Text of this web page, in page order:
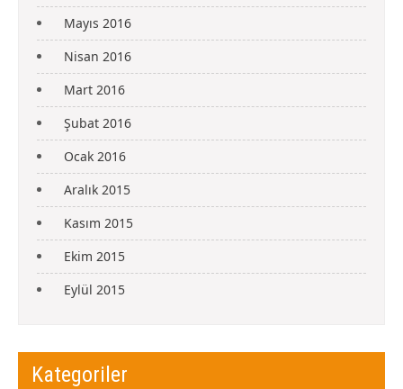
Mayıs 2016
Nisan 2016
Mart 2016
Şubat 2016
Ocak 2016
Aralık 2015
Kasım 2015
Ekim 2015
Eylül 2015
Kategoriler